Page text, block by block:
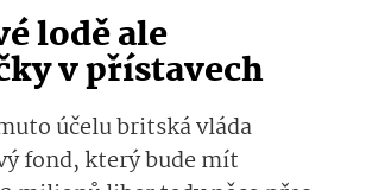
lodě ale
v přístavech
účelu britská vláda
fond, který bude mít